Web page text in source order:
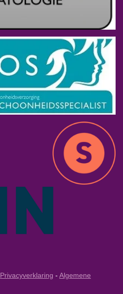
Privacyverklaring - Algemene